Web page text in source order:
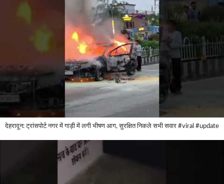
देहरादून: ट्रांसपोर्ट नगर में गाड़ी में लगी भीषण आग, सुरक्षित निकले सभी सवार #viral #update